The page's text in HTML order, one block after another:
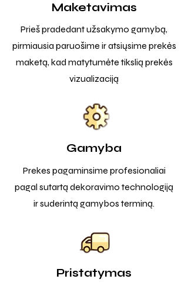
Maketavimas
Prieš pradedant užsakymo gamybą,
pirmiausia paruošime ir atsiųsime prekės
maketą, kad matytumėte tikslią prekės
vizualizaciją
Gamyba
Prekes pagaminsime profesionaliai
pagal sutartą dekoravimo technologiją
ir suderintą gamybos terminą.
Pristatymas